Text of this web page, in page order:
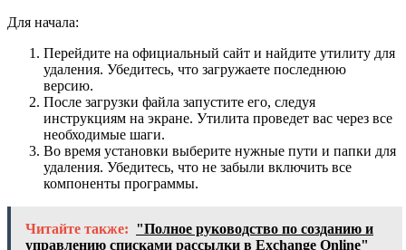
Для начала:
Перейдите на официальный сайт и найдите утилиту для
удаления. Убедитесь, что загружаете последнюю
версию.
После загрузки файла запустите его, следуя
инструкциям на экране. Утилита проведет вас через все
необходимые шаги.
Во время установки выберите нужные пути и папки для
удаления. Убедитесь, что не забыли включить все
компоненты программы.
Читайте также: "Полное руководство по созданию и
управлению списками рассылки в Exchange Online"